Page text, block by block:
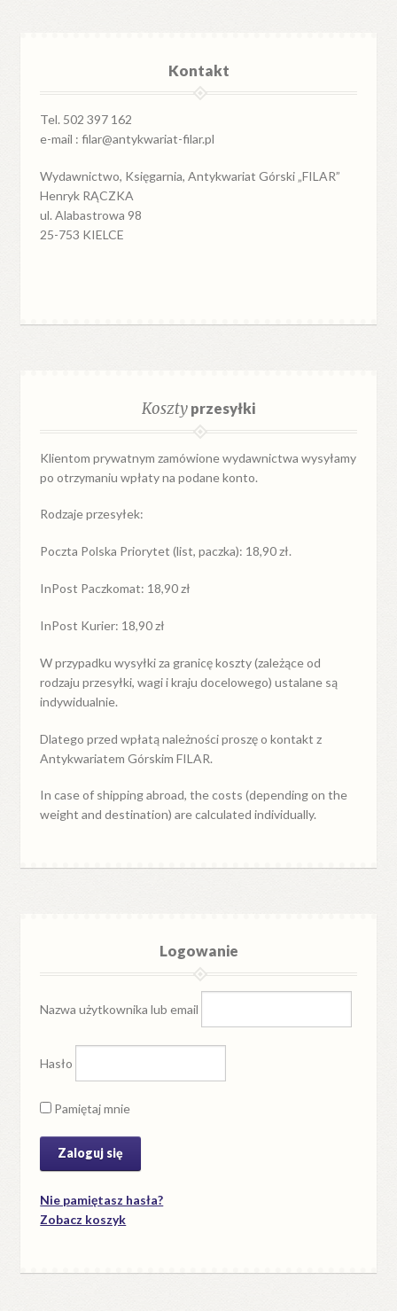
Kontakt
Tel. 502 397 162
e-mail : filar@antykwariat-filar.pl
Wydawnictwo, Księgarnia, Antykwariat Górski „FILAR”
Henryk RĄCZKA
ul. Alabastrowa 98
25-753 KIELCE
Kosztyprzesyłki
Klientom prywatnym zamówione wydawnictwa wysyłamy
po otrzymaniu wpłaty na podane konto.
Rodzaje przesyłek:
Poczta Polska Priorytet (list, paczka): 18,90 zł.
InPost Paczkomat: 18,90 zł
InPost Kurier: 18,90 zł
W przypadkuwysyłkiza granicękoszty (zależące od
rodzaju przesyłki, wagi i kraju docelowego) ustalane są
indywidualnie.
Dlatego przed wpłatą należności proszę o kontakt z
Antykwariatem Górskim FILAR.
In case of shipping abroad, the costs (depending on the
weight and destination) are calculated individually.
Logowanie
Nazwa użytkownika lub email
Hasło
Pamiętaj mnie
Nie pamiętasz hasła?
Zobacz koszyk